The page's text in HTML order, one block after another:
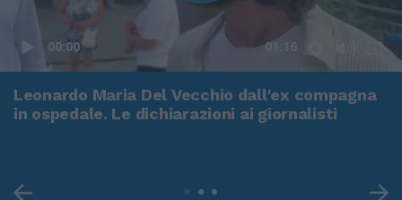
00:00 01:16
Leonardo Maria Del Vecchio dall'ex compagna
in ospedale. Le dichiarazioni ai giornalisti